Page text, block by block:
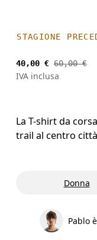
STAGIONE
40,00 € 60,00 €
IVA inclusa
La T-shirt da
trail al centro
Donna
Pablo